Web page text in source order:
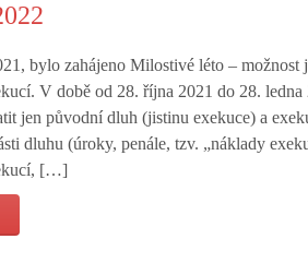
bylo zahájeno Milostivé léto – možnost
V době od 28. října 2021 do 28.
jen původní dluh (jistinu exekuce) a
dluhu (úroky, penále, tzv. „náklady
[…]